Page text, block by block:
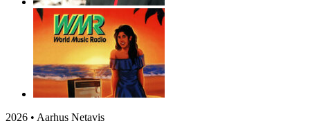
2026 • Aarhus Netavis